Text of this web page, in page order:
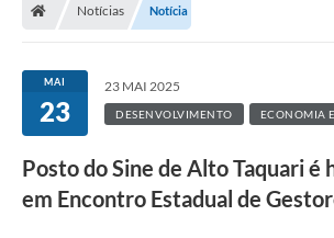
Notícias Notícia
MAI
23
23 MAI 2025
DESENVOLVIMENTO ECONOMIA
Posto do Sine de Alto Taquari é
em Encontro Estadual de